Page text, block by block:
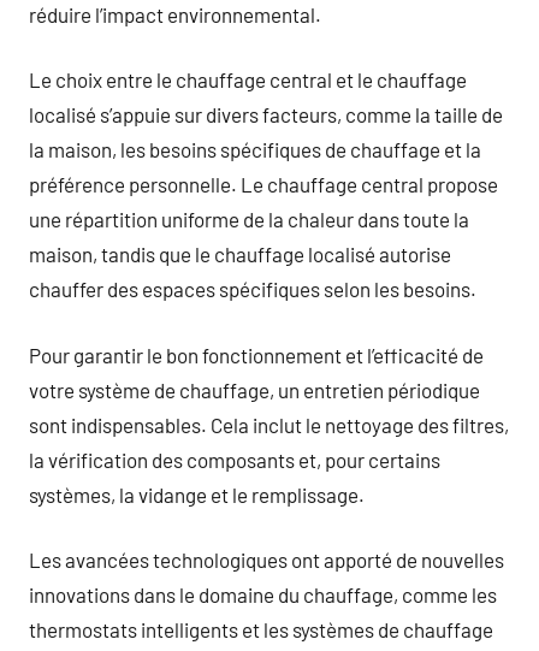
réduire l’impact environnemental.
Le choix entre le chauffage central et le chauffage
localisé s’appuie sur divers facteurs, comme la taille de
la maison, les besoins spécifiques de chauffage et la
préférence personnelle. Le chauffage central propose
une répartition uniforme de la chaleur dans toute la
maison, tandis que le chauffage localisé autorise
chauffer des espaces spécifiques selon les besoins.
Pour garantir le bon fonctionnement et l’efficacité de
votre système de chauffage, un entretien périodique
sont indispensables. Cela inclut le nettoyage des filtres,
la vérification des composants et, pour certains
systèmes, la vidange et le remplissage.
Les avancées technologiques ont apporté de nouvelles
innovations dans le domaine du chauffage, comme les
thermostats intelligents et les systèmes de chauffage